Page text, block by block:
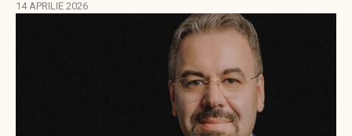
14 APRILIE 2026